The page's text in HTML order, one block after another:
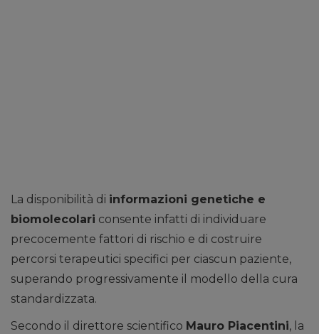
La disponibilità di informazioni genetiche e
biomolecolari consente infatti di individuare
precocemente fattori di rischio e di costruire
percorsi terapeutici specifici per ciascun paziente,
superando progressivamente il modello della cura
standardizzata.
Secondo il direttore scientifico Mauro Piacentini, la